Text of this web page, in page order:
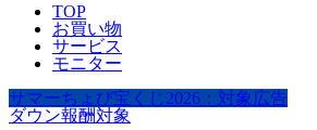
TOP
お買い物
サービス
モニター
サマーちょび宝くじ2026：対象広告
ダウン報酬対象